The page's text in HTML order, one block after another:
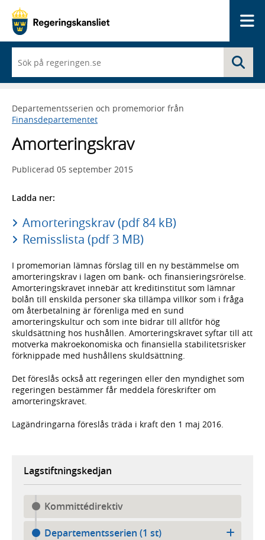
du
börjar
skriva
framträder
en
med
sökförslag
Departementsserien och promemorior från
Finansdepartementet
Amorteringskrav
Publicerad 05 september 2015
Ladda ner:
Amorteringskrav (pdf 84 kB)
Remisslista (pdf 3 MB)
I promemorian lämnas förslag till en ny bestämmelse om
amorteringskrav i lagen om bank- och finansieringsrörelse.
Amorteringskravet innebär att kreditinstitut som lämnar
bolån till enskilda personer ska tillämpa villkor som i fråga
om återbetalning är förenliga med en sund
amorteringskultur och som inte bidrar till alltför hög
skuldsättning hos hushållen. Amorteringskravet syftar till att
motverka makroekonomiska och finansiella stabilitetsrisker
förknippade med hushållens skuldsättning.
Det föreslås också att regeringen eller den myndighet som
regeringen bestämmer får meddela föreskrifter om
amorteringskravet.
Lagändringarna föreslås träda i kraft den 1 maj 2016.
Lagstiftningskedjan
Kommittédirektiv
Departementsserien (1 st)